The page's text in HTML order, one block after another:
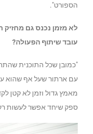
הספורט".
לא מזמן נכנס גם מחזיק
עובד שיתוף הפעולה?
"כמובן שכל התוכנית
עם ארתור שעל אף שהוא
מאמץ גדול וזמן לא קטן
ספק שיחד אפשר לעשות